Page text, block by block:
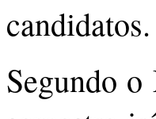
candidatos.
Segundo